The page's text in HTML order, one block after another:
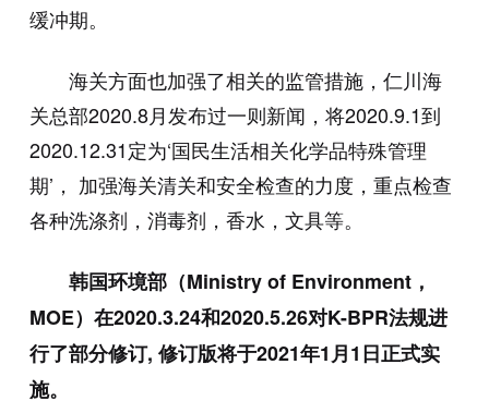
缓冲期。
海关方面也加强了相关的监管措施，仁川海
关总部2020.8月发布过一则新闻，将2020.9.1到
2020.12.31定为‘国民生活相关化学品特殊管理
期’， 加强海关清关和安全检查的力度，重点检查
各种洗涤剂，消毒剂，香水，文具等。
韩国环境部（Ministry of Environment，
MOE）在2020.3.24和2020.5.26对K-BPR法规进
行了部分修订, 修订版将于2021年1月1日正式实
施。